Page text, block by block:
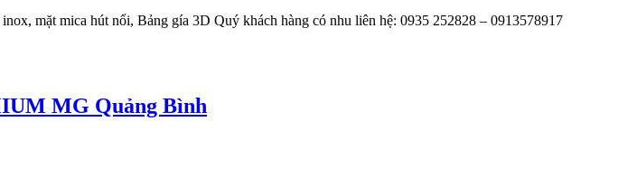
mặt mica hút nổi, Bảng gía 3D Quý khách hàng có nhu liên hệ: 0935 252828 – 0913578917
MG Quảng Bình